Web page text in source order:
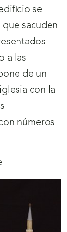
se
sacuden
a las
de un
con la
números